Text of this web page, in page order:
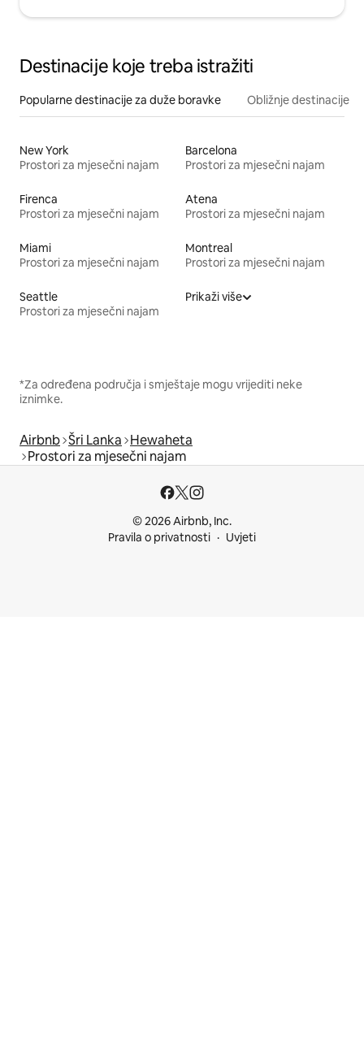
Destinacije koje treba istražiti
Popularne destinacije za duže boravke Obližnje destinacije
New York
Prostori za mjesečni najam
Barcelona
Prostori za mjesečni najam
Firenca
Prostori za mjesečni najam
Atena
Prostori za mjesečni najam
Miami
Prostori za mjesečni najam
Montreal
Prostori za mjesečni najam
Seattle
Prostori za mjesečni najam
Prikaži više
*Za određena područja i smještaje mogu vrijediti neke
iznimke.
Airbnb Šri Lanka Hewaheta
Prostori za mjesečni najam
© 2026 Airbnb, Inc.
Pravila o privatnosti
Uvjeti